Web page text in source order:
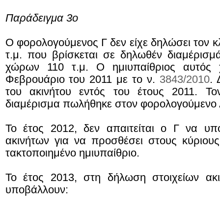
Παράδειγμα 3ο
Ο φορολογούμενος Γ δεν είχε δηλώσει τον
τ.μ. που βρίσκεται σε δηλωθέν
χώρων 110 τ.μ. Ο ημιυπαίθριος αυτός
Φεβρουάριο του 2011 με το ν. 3843/2010.
του ακινήτου εντός του έτους 2011.
διαμέρισμα πωλήθηκε στον φορολογούμενο
Το έτος 2012, δεν απαιτείται ο Γ να
ακινήτων για να προσθέσει στους
τακτοποιημένο ημιυπαίθριο.
Το έτος 2013, στη δήλωση στοιχείων
υποβάλλουν: